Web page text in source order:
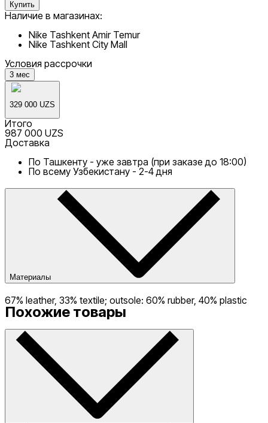
Купить
Наличие в магазинах:
Nike Tashkent Amir Temur
Nike Tashkent City Mall
Условия рассрочки
3 мес
329 000 UZS
Итого
987 000 UZS
Доставка
По Ташкенту - уже завтра (при заказе до 18:00)
По всему Узбекистану - 2-4 дня
Материалы
67% leather, 33% textile; outsole: 60% rubber, 40% plastic
Похожие товары